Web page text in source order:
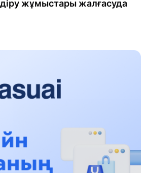
жұмыстары жалғасуда
1 H2O» жарысын
Мұхаметкәрімді